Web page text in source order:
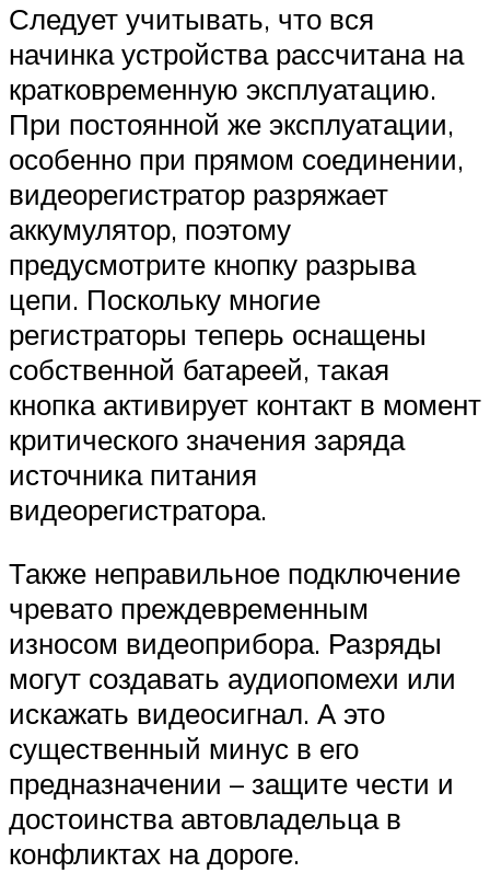
Следует учитывать, что вся
начинка устройства рассчитана на
кратковременную эксплуатацию.
При постоянной же эксплуатации,
особенно при прямом соединении,
видеорегистратор разряжает
аккумулятор, поэтому
предусмотрите кнопку разрыва
цепи. Поскольку многие
регистраторы теперь оснащены
собственной батареей, такая
кнопка активирует контакт в момент
критического значения заряда
источника питания
видеорегистратора.
Также неправильное подключение
чревато преждевременным
износом видеоприбора. Разряды
могут создавать аудиопомехи или
искажать видеосигнал. А это
существенный минус в его
предназначении – защите чести и
достоинства автовладельца в
конфликтах на дороге.